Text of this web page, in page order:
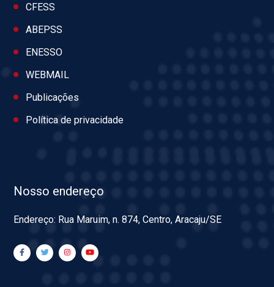
CFESS
ABEPSS
ENESSO
WEBMAIL
Publicações
Política de privacidade
Nosso endereço
Endereço: Rua Maruim, n. 874, Centro, Aracaju/SE